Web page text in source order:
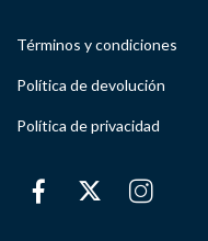
Términos y condiciones
Política de devolución
Política de privacidad